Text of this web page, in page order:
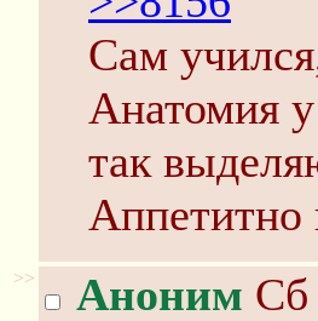
Сам
Анатомия
так
Аппетитно
>> Аноним Сб